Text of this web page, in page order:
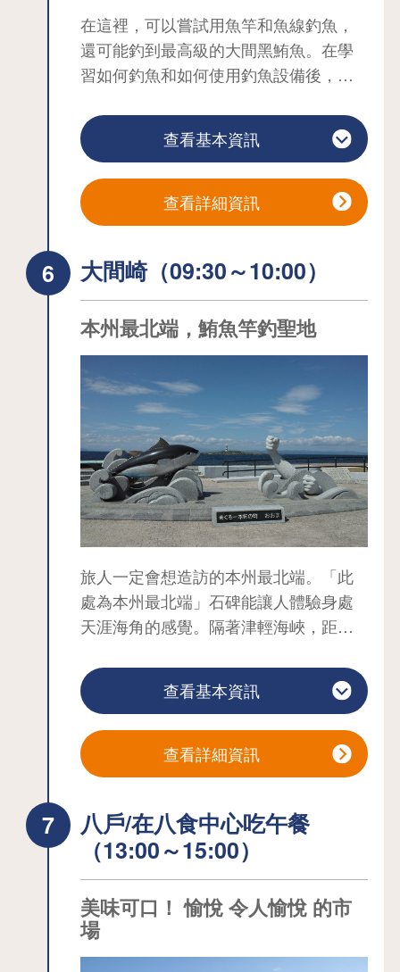
要目的是為了確保1902年開設的舊海軍
大湊水燈隊的船隻供給用水。 作為東北
地區最早建造的現代水利設施，具有很
高的歷史價值，於 2009 年 12 月被指定
為國家重要文化財產。 特別是重力拱石
堰「沁水堰」，在現存的堰中是極為罕
見的。
北洋館 建於 1916 年，是前海軍大湊陽
現在是海上自衛隊大湊地區隊的博物
館。 館內展示了從 1902 年海軍大湊魚
日本館（2 號館） 建於 1914 年，是前
海軍大湊餘部的軍官官邸。 現在被指定
為市有形文化財，是文化活動和交流的
設施。
安土館 該設施的內部和外部設計靈感
來自於前海軍大湊港部的實際建築，讓
人聯想到明治和大正時代。 館內設有原
創商品等銷售區，以及多功能社交室
（需收費）。
望下方的睦津灣、八甲田山脈、白崎地
區，以及蘆崎（沙嘴）美麗的自然景觀
和停泊在蘆崎灣的海上自衛隊軍艦。
是根據海軍的食譜製作的，起源於大
分。 這些海軍炸丸子是根據 1908 年增
補和修訂的《海軍炸丸子技術參考書》
複製和烹調的，市內的商店遵循這本參
考書中的食譜，使用稱為 het 的牛肉油
脂烹調。
(ii) 大湊海上自衛隊咖哩飯：海上自衛
隊有每逢星期五吃咖哩飯的習俗，因為
在航行途中，外面的景色很少改變，會
讓人失去一周幾天的感覺。 在睦市，您
可以品嚐到各單位根據自己獨特的秘方
所選出的咖哩，例如大湊海上自衛隊大
在這裡，可以嘗試用魚竿和魚線釣魚，
還可能釣到最高級的大間黑鮪魚。在學
習如何釣魚和如何使用釣魚設備後，將
大間町才能體驗到的與大間黑鮪魚的激
烈戰鬥。捕獲的黑鮪魚可以帶回家， 但
根據捕撈規定，30公斤以下的鮪魚必須
要放生。 *帶回家=家庭郵件（貨到付
款）*僅限日本國內
查看基本資訊
查看詳細資訊
大間崎（09:30～10:00）
本州最北端，鮪魚竿釣聖地
旅人一定會想造訪的本州最北端。「此
處為本州最北端」石碑能讓人體驗身處
天涯海角的感覺。隔著津輕海峽，距離
晴朗時據說能遠眺函館五稜郭塔。
以大間漁夫竿釣的440公斤鮪魚為主題之
紀念碑最適合合影留念。紀念碑旁還有
觀光服務中心「大間崎Rest House」，
只要花200日圓就能拿到「本州最北端大
念。
大間町產鮪魚以「大間鮪魚」為品牌馳
名日本全國，屬於頂級魚種。鮪魚在津
輕海峽攝取豐富養分後，秋季到冬季間
移動到大間海域，是最好吃的季節。天
查看基本資訊
查看詳細資訊
八戶/在八食中心吃午餐
（13:00～15:00）
美味可口！ 愉悅 令人愉悅 的市
場